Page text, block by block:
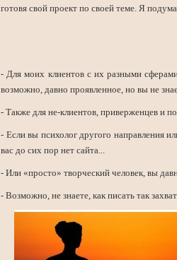
готовя свой проект по своей теме. Я
- Для моих клиентов с их разными
возможно, давно проявленное, но вы не
- Также для не-клиентов, приверженцев и
- Если вы психолог другого направления
вас до сих пор нет сайта...
- Или «просто» творческий человек, вы
- Возможно, не знаете, как писать так